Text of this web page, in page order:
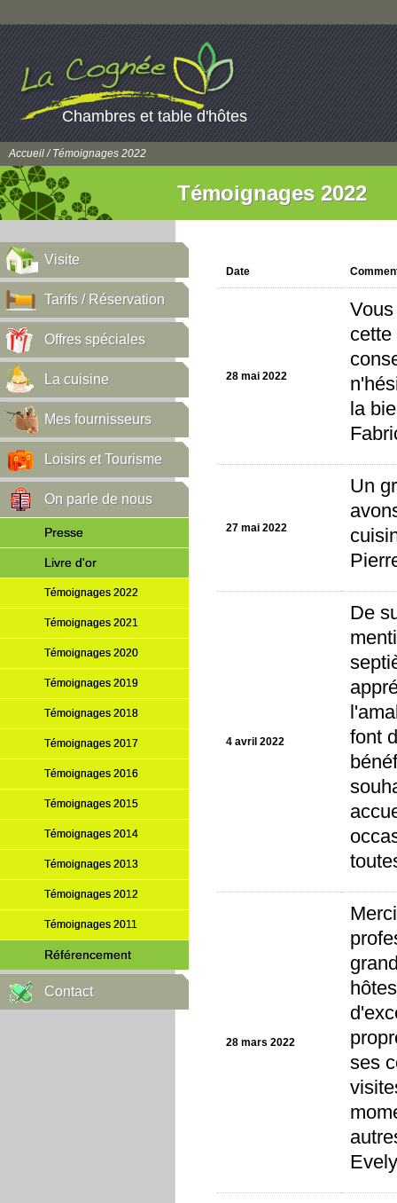
Chambres et table d'hôtes
Accueil/ Témoignages 2022
Témoignages 2022
Visite
Tarifs / Réservation
Offres spéciales
La cuisine
Mes fournisseurs
Loisirs et Tourisme
On parle de nous
Presse
Livre d'or
Témoignages 2022
Témoignages 2021
Témoignages 2020
Témoignages 2019
Témoignages 2018
Témoignages 2017
Témoignages 2016
Témoignages 2015
Témoignages 2014
Témoignages 2013
Témoignages 2012
Témoignages 2011
Référencement
Contact
Date
28 mai 2022
cette
la
27 mai 2022
Un
4 avril 2022
De
font
28 mars 2022
ses